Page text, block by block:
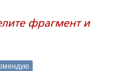
фрагмент и